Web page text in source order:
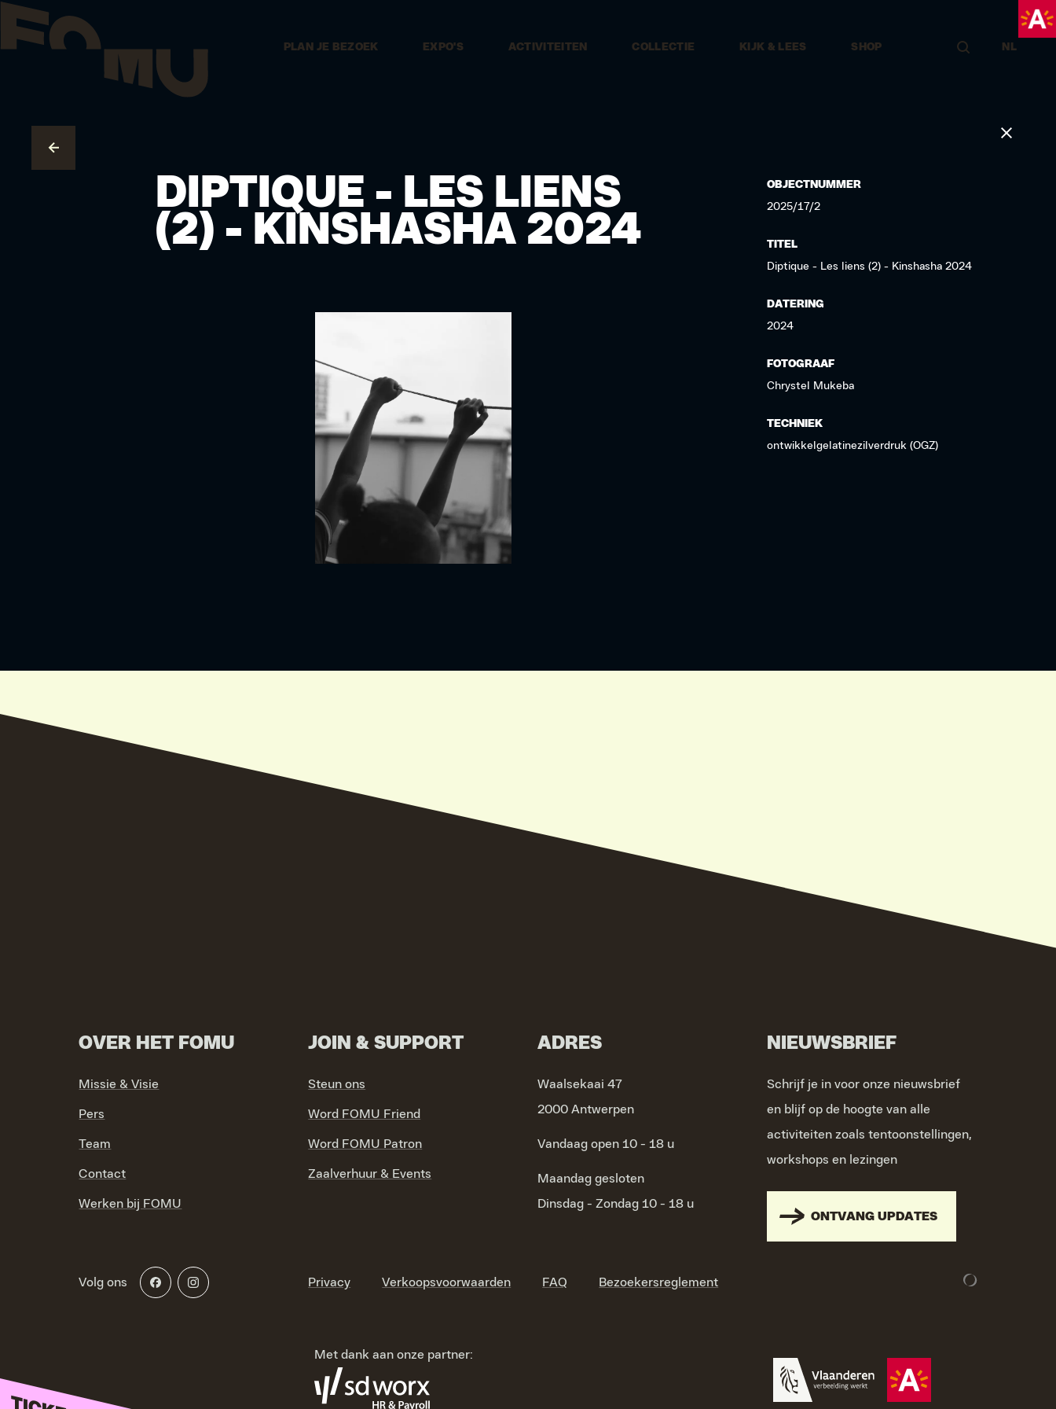
PLAN JE BEZOEK EXPO'S ACTIVITEITEN COLLECTIE KIJK & LEES SHOP NL
DIPTIQUE - LES LIENS
(2) - KINSHASHA 2024
OBJECTNUMMER
2025/17/2
TITEL
Diptique - Les liens (2) - Kinshasha 2024
DATERING
2024
FOTOGRAAF
Chrystel Mukeba
TECHNIEK
ontwikkelgelatinezilverdruk (OGZ)
OVER HET FOMU
Missie & Visie
Pers
Team
Contact
Werken bij FOMU
JOIN & SUPPORT
Steun ons
Word FOMU Friend
Word FOMU Patron
Zaalverhuur & Events
ADRES
Waalsekaai 47
2000 Antwerpen
Vandaag open 10 - 18 u
Maandag gesloten
Dinsdag - Zondag 10 - 18 u
NIEUWSBRIEF
Schrijf je in voor onze nieuwsbrief
en blijf op de hoogte van alle
activiteiten zoals tentoonstellingen,
workshops en lezingen
ONTVANG UPDATES
Volg ons Privacy Verkoopsvoorwaarden FAQ Bezoekersreglement
Met dank aan onze partner: